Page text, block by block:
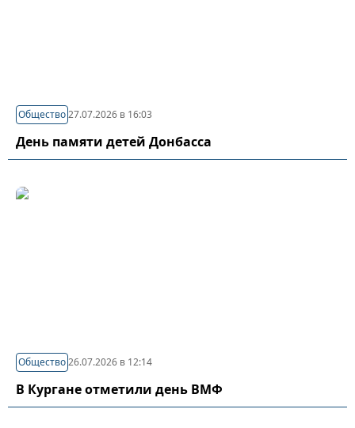
Общество27.07.2026 в 16:03
День памяти детей Донбасса
Общество26.07.2026 в 12:14
В Кургане отметили день ВМФ